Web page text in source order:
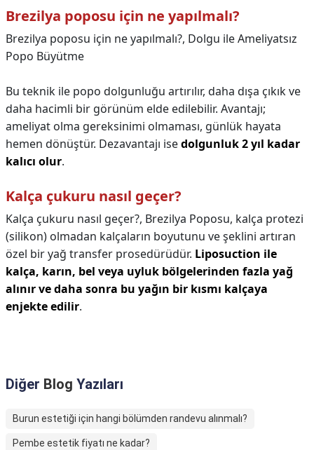
Brezilya poposu için ne yapılmalı?
Brezilya poposu için ne yapılmalı?, Dolgu ile Ameliyatsız
Popo Büyütme
Bu teknik ile popo dolgunluğu artırılır, daha dışa çıkık ve
daha hacimli bir görünüm elde edilebilir. Avantajı;
ameliyat olma gereksinimi olmaması, günlük hayata
hemen dönüştür. Dezavantajı isedolgunluk 2 yıl kadar
kalıcı olur.
Kalça çukuru nasıl geçer?
Kalça çukuru nasıl geçer?, Brezilya Poposu, kalça protezi
(silikon) olmadan kalçaların boyutunu ve şeklini artıran
özel bir yağ transfer prosedürüdür. Liposuction ile
kalça, karın, bel veya uyluk bölgelerinden fazla yağ
alınır ve daha sonra bu yağın bir kısmı kalçaya
enjekte edilir.
Diğer Blog Yazıları
Burun estetiği için hangi bölümden randevu alınmalı?
Pembe estetik fiyatı ne kadar?